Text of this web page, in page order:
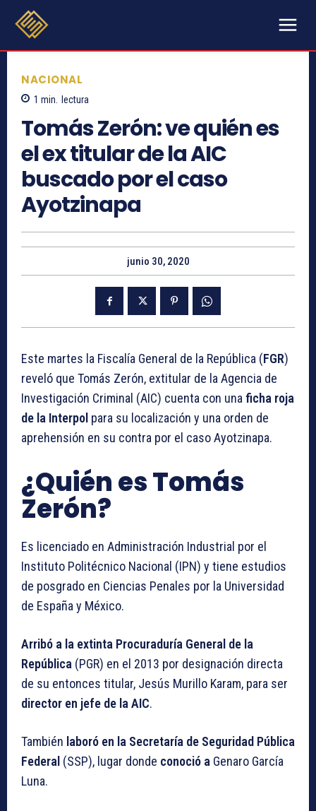
NACIONAL
1 min. lectura
Tomás Zerón: ve quién es
el ex titular de la AIC
buscado por el caso
Ayotzinapa
junio 30, 2020
Este martes la Fiscalía General de la República (FGR)
reveló que Tomás Zerón, extitular de la Agencia de
Investigación Criminal (AIC) cuenta con una ficha roja
de la Interpol para su localización y una orden de
aprehensión en su contra por el caso Ayotzinapa.
¿Quién es Tomás
Zerón?
Es licenciado en Administración Industrial por el
Instituto Politécnico Nacional (IPN) y tiene estudios
de posgrado en Ciencias Penales por la Universidad
de España y México.
Arribó a la extinta Procuraduría General de la
República (PGR) en el 2013 por designación directa
de su entonces titular, Jesús Murillo Karam, para ser
director en jefe de la AIC.
También laboró en la Secretaría de Seguridad Pública
Federal (SSP), lugar donde conoció a Genaro García
Luna.